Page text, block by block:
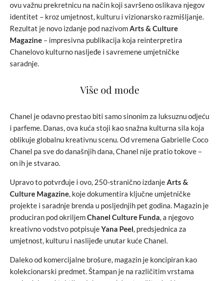
ovu važnu prekretnicu na način koji savršeno oslikava njegov
identitet – kroz umjetnost, kulturu i vizionarsko razmišljanje.
Rezultat je novo izdanje pod nazivomArts & Culture
Magazine – impresivna publikacija koja reinterpretira
Chanelovo kulturno nasljeđe i savremene umjetničke
saradnje.
Više od mode
Chanel je odavno prestao biti samo sinonim za luksuznu odjeću
i parfeme. Danas, ova kuća stoji kao snažna kulturna sila koja
oblikuje globalnu kreativnu scenu. Od vremena Gabrielle Coco
Chanel pa sve do današnjih dana, Chanel nije pratio tokove –
on ih je stvarao.
Upravo to potvrđuje i ovo, 250-stranično izdanjeArts &
Culture Magazine, koje dokumentira ključne umjetničke
projekte i saradnje brenda u posljednjih pet godina. Magazin je
produciran pod okriljemChanel Culture Funda, a njegovo
kreativno vodstvo potpisujeYana Peel, predsjednica za
umjetnost, kulturu i naslijeđe unutar kuće Chanel.
Daleko od komercijalne brošure, magazin je koncipiran kao
kolekcionarski predmet. Štampan je na različitim vrstama